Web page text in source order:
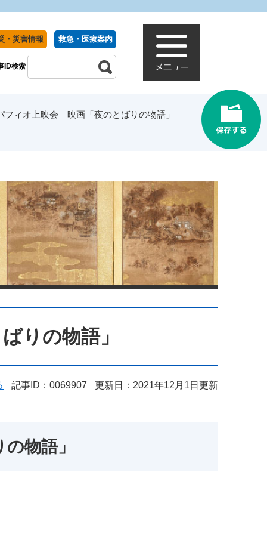
・災害情報 救急・医療案内
ID検索
フィオ上映会 映画「夜のとばりの物語」
りの物語」
記事ID：0069907 更新日：2021年12月1日更新
物語」